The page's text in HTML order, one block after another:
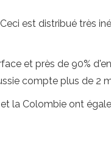
est distribué très
et près de 90%
compte plus de 2
la Colombie ont